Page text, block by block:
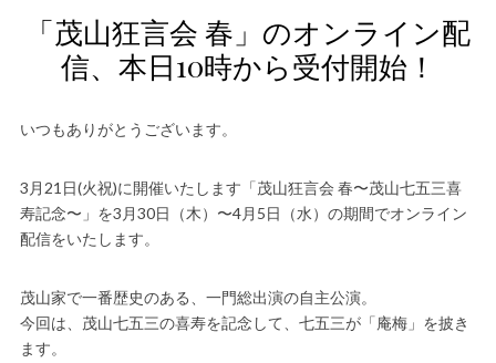
「茂山狂言会 春」のオンライン配
信、本日10時から受付開始！
いつもありがとうございます。
3月21日(火祝)に開催いたします「茂山狂言会 春〜茂山七五三喜
寿記念〜」を3月30日（木）〜4月5日（水）の期間でオンライン
配信をいたします。
茂山家で一番歴史のある、一門総出演の自主公演。
今回は、茂山七五三の喜寿を記念して、七五三が「庵梅」を披き
ます。